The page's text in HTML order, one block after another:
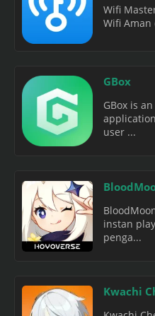
Wifi
Wifi Aman
GBox
GBox is
user ...
instan
penga...
Kwachi